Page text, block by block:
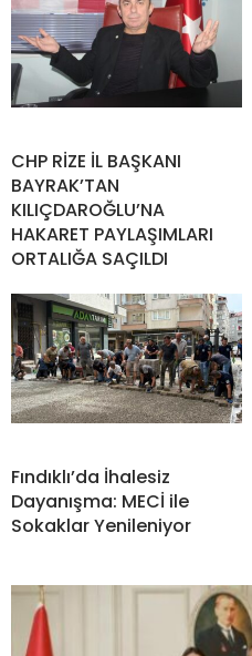
CHP RİZE İL BAŞKANI
BAYRAK’TAN
KILIÇDAROĞLU’NA
HAKARET PAYLAŞIMLARI
ORTALIĞA SAÇILDI
Fındıklı’da İhalesiz
Dayanışma: MECİ ile
Sokaklar Yenileniyor